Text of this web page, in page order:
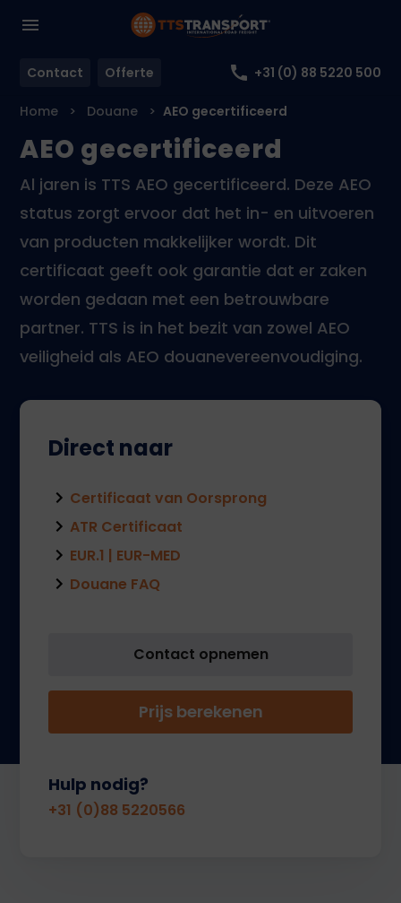
Contact Offerte +31 (0) 88 5220 500
Home Douane AEO gecertificeerd
AEO gecertificeerd
Al jaren is TTS AEO gecertificeerd. Deze AEO
status zorgt ervoor dat het in- en uitvoeren
van producten makkelijker wordt. Dit
certificaat geeft ook garantie dat er zaken
worden gedaan met een betrouwbare
partner. TTS is in het bezit van zowel AEO
veiligheid als AEO douanevereenvoudiging.
Direct naar
Certificaat van Oorsprong
ATR Certificaat
EUR.1 | EUR-MED
Douane FAQ
Contact opnemen
Prijs berekenen
Hulp nodig?
+31 (0)88 5220566